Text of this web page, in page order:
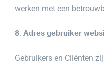
werken met een
8. Adres gebruiker
Gebruikers en Cliënten